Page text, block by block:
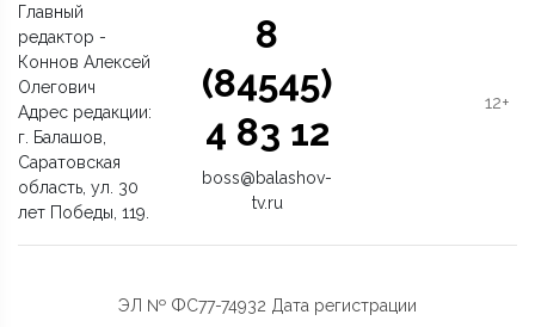
Главный
редактор -
Коннов Алексей
Олегович
Адрес редакции:
г. Балашов,
Саратовская
область, ул. 30
лет Победы, 119.
8
(84545)
4 83 12
boss@balashov-
tv.ru
12+
ЭЛ № ФС77-74932 Дата регистрации